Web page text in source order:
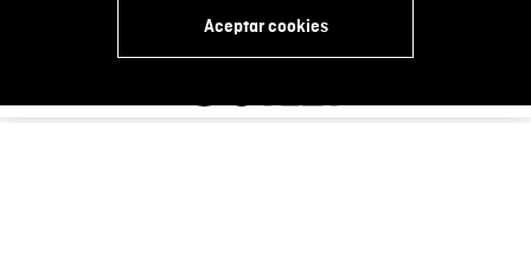
Aceptar cookies
Próximos eventos
Términos y condiciones
Términos y condiciones de promociones
Política de Cookies
CAMBIOS Y DEVOLUCIONES
Gestiona tu cambio o devolución